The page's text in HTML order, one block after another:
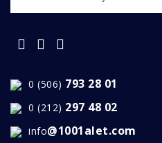
0 (506) 793 28 01
0 (212) 297 48 02
info@1001alet.com